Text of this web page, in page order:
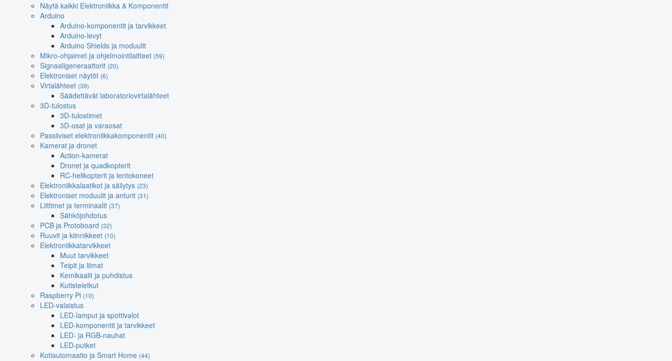
Näytä kaikki Elektroniikka & Komponentit
Arduino
Arduino-komponentit ja tarvikkeet
Arduino-levyt
Arduino Shields ja moduulit
Mikro-ohjaimet ja ohjelmointilaitteet (59)
Signaaligeneraattorit (20)
Elektroniset näytöt (6)
Virtalähteet (39)
Säädettävät laboratoriovirtalähteet
3D-tulostus
3D-tulostimet
3D-osat ja varaosat
Passiiviset elektroniikkakomponentit (40)
Kamerat ja dronet
Action-kamerat
Dronet ja quadkopterit
RC-helikopterit ja lentokoneet
Elektroniikkalaatikot ja säilytys (23)
Elektroniset moduulit ja anturit (31)
Liittimet ja terminaalit (37)
Sähköjohdotus
PCB ja Protoboard (32)
Ruuvit ja kiinnikkeet (10)
Elektroniikkatarvikkeet
Muut tarvikkeet
Teipit ja liimat
Kemikaalit ja puhdistus
Kutisteletkut
Raspberry Pi (10)
LED-valaistus
LED-lamput ja spottivalot
LED-komponentit ja tarvikkeet
LED- ja RGB-nauhat
LED-putket
Kotiautomaatio ja Smart Home (44)